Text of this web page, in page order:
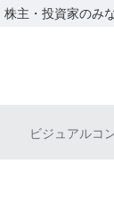
株主・投資家のみ
ビジュアルコ